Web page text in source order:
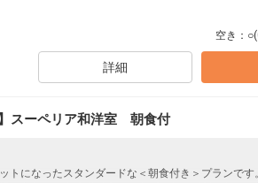
現地交通・体験プランなどの追加（同時予約）が可
空き： ○
詳細
】スーペリア和洋室 朝食付
トになったスタンダードな＜朝食付き＞プランです。